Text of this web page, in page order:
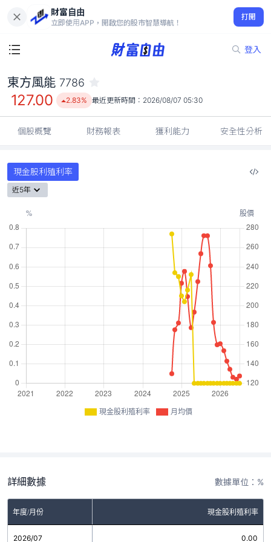
財富自由
立即使用APP，開啟您的股市智慧導航！
打開
登入
127.00
2.83%
東方風能 7786
127.00 2.83% 最近更新時間： 2026/08/07 05:30
個股概覽 財務報表 獲利能力 安全性分析
現金股利殖利率
近5年
現金股利殖利率 月均價
詳細數據 數據單位：%
年度/月份 現金股利殖利率
2026/07 0.00